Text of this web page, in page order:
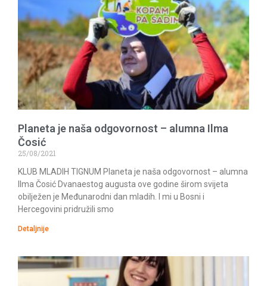
Planeta je naša odgovornost – alumna Ilma
Čosić
25/08/2021
KLUB MLADIH TIGNUM Planeta je naša odgovornost – alumna
Ilma Čosić Dvanaestog augusta ove godine širom svijeta
obilježen je Međunarodni dan mladih. I mi u Bosni i
Hercegovini pridružili smo
Detaljnije